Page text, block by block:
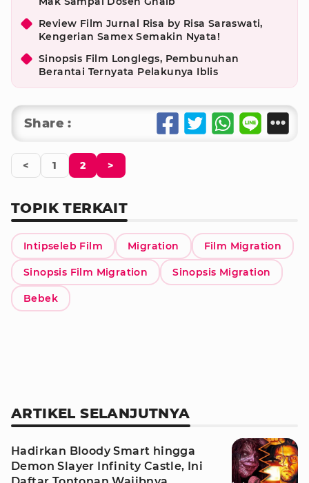
Review Film Jurnal Risa by Risa Saraswati,
Kengerian Samex Semakin Nyata!
Sinopsis Film Longlegs, Pembunuhan
Berantai Ternyata Pelakunya Iblis
Share :
< 1 2 >
TOPIK TERKAIT
Intipseleb Film Migration Film Migration
Sinopsis Film Migration Sinopsis Migration
Bebek
ARTIKEL SELANJUTNYA
Hadirkan Bloody Smart hingga
Demon Slayer Infinity Castle, Ini